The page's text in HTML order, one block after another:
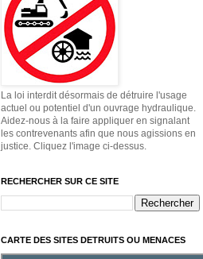
La loi interdit désormais de détruire l'usage
actuel ou potentiel d'un ouvrage hydraulique.
Aidez-nous à la faire appliquer en signalant
les contrevenants afin que nous agissions en
justice. Cliquez l'image ci-dessus.
RECHERCHER SUR CE SITE
CARTE DES SITES DETRUITS OU MENACES